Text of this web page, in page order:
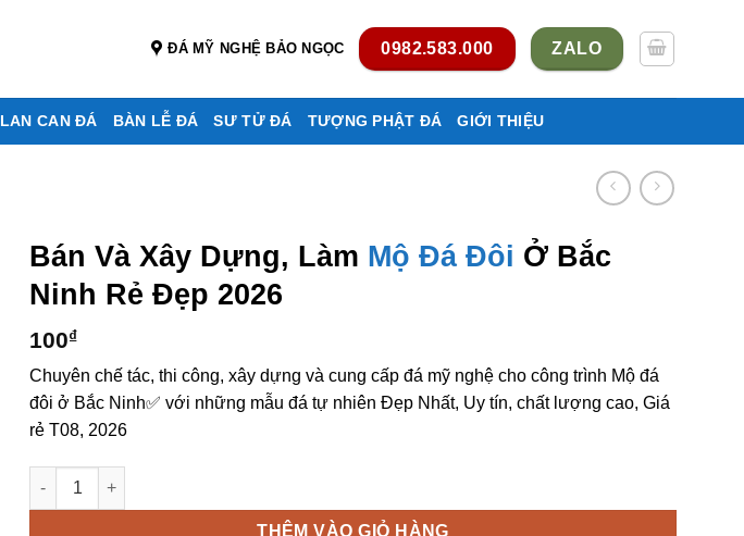
ĐÁ MỸ NGHỆ BẢO NGỌC 0982.583.000 ZALO
LAN CAN ĐÁ BÀN LỄ ĐÁ SƯ TỬ ĐÁ TƯỢNG PHẬT ĐÁ GIỚI THIỆU
Bán Và Xây Dựng, Làm Mộ Đá Đôi Ở Bắc
Ninh Rẻ Đẹp 2026
100₫
Chuyên chế tác, thi công, xây dựng và cung cấp đá mỹ nghệ cho công trình Mộ đá
đôi ở Bắc Ninh✅ với những mẫu đá tự nhiên Đẹp Nhất, Uy tín, chất lượng cao, Giá
rẻ T08, 2026
Bán và xây dựng, làm Mộ đá đôi ở Bắc Ninh rẻ đẹp số lượng
THÊM VÀO GIỎ HÀNG